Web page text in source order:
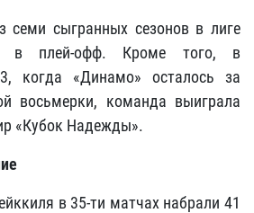
семи сыгранных сезонов в лиге
в плей-офф. Кроме того, в
когда «Динамо» осталось за
восьмерки, команда выиграла
«Кубок Надежды».
в 35-ти матчах набрали 41